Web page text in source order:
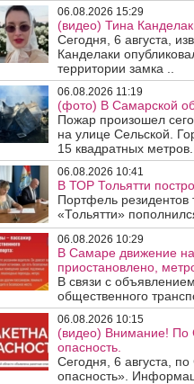
06.08.2026 15:29
(видео) Тина
Сегодня, 6 августа,
Канделаки
территории замка ..
06.08.2026 11:19
(фото) В Самарской
Пожар произошел
на улице Сельской.
15 квадратных метров.
06.08.2026 10:41
В ТОР Тольятти
Портфель
«Тольятти»
06.08.2026 10:29
В Самаре движение
приостановлено,
В связи с
общественного
06.08.2026 10:15
(видео) Внимание! По
опасность.
Сегодня, 6 августа,
опасность».